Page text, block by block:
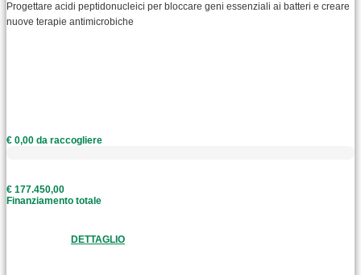
Progettare acidi peptidonucleici per bloccare geni essenziali ai batteri e creare
nuove terapie antimicrobiche
€ 0,00 da raccogliere
€ 177.450,00
Finanziamento totale
DETTAGLIO